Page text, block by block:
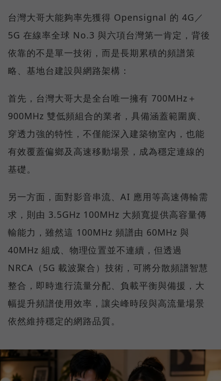
台灣大哥大能夠率先獲得 Opensignal 的 4G／
5G 在線率全球 No.3 與六項台灣第一肯定，背後
依靠的不是單一技術，而是長期累積的頻譜策
略、基地台建設與網路架構：
首先，台灣大哥大是全台唯一擁有 700MHz＋
900MHz 雙低頻組合的業者，具備涵蓋範圍廣、
穿透力強的特性，不僅能深入建築物室內，也能
有效覆蓋偏鄉及高速移動場景，成為穩定連線的
基礎。
另一方面，面對影音串流、AI 應用等高速傳輸需
求，則由 3.5GHz 100MHz 大頻寬提供高容量傳
輸能力，雖然這 100MHz 頻譜由 60MHz 與
40MHz 組成、物理位置並不連續，但透過
NRCA（5G 載波聚合）技術，可將分散頻譜智慧
整合，即時進行流量分配、負載平衡與備援，大
幅提升頻譜使用效率，讓尖峰時段與高流量場景
依然維持穩定的網路品質。